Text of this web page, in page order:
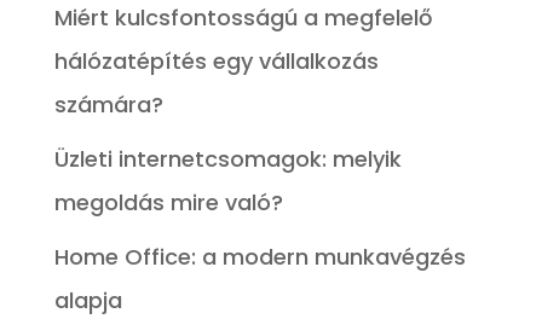
Miért kulcsfontosságú a megfelelő
hálózatépítés egy vállalkozás
számára?
Üzleti internetcsomagok: melyik
megoldás mire való?
Home Office: a modern munkavégzés
alapja